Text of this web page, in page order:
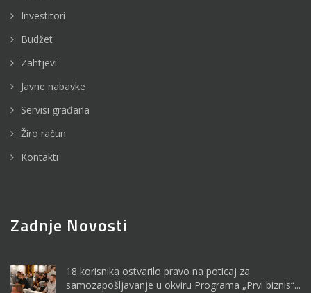
Investitori
Budžet
Zahtjevi
Javne nabavke
Servisi građana
Žiro račun
Kontakti
Zadnje Novosti
18 korisnika ostvarilo pravo na poticaj za
samozapošljavanje u okviru Programa „Prvi biznis“...